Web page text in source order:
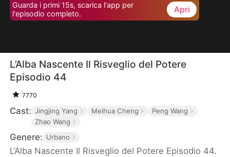
Guarda i primi 15s, scarica l'app per
l'episodio completo.
Apri
L’Alba Nascente Il Risveglio del Potere
Episodio 44
7770
Cast: Jingjing Yang Meihua Cheng
Peng Wang
Zhao Wang
Genere: Urbano
L’Alba Nascente Il Risveglio del Potere Episodio 44.